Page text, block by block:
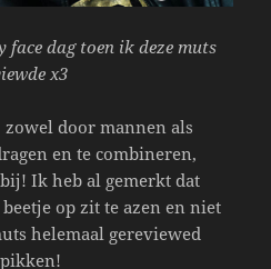
dag toen ik deze muts
x3
door mannen als
en te combineren,
Ik heb al gemerkt dat
op zit te azen en niet
helemaal gereviewed